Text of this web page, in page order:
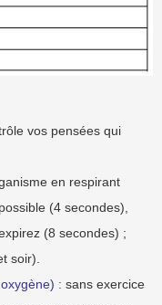
vos pensées qui
en respirant
(4 secondes),
(8 secondes) ;
soir).
: sans exercice